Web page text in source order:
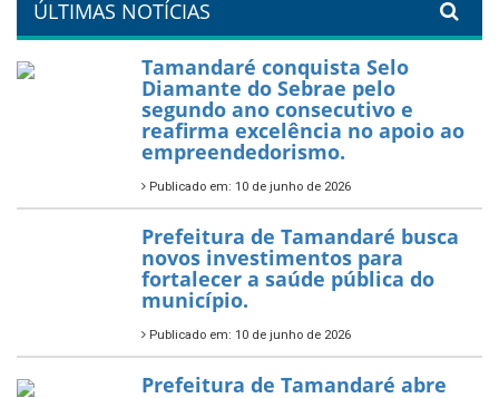
PartiuENEM — Prefeitura
garante transporte gratuito
para os estudantes
7 de novembro de 2025
Política Nacional Aldir Blanc
— Tamandaré tem Plano de
Aplicação de Recursos (PAR)
habilitado
7 de novembro de 2025
ÚLTIMAS NOTÍCIAS